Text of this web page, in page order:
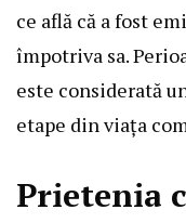
ce află că a fost
împotriva sa.
este considerată
etape din viața
Prietenia